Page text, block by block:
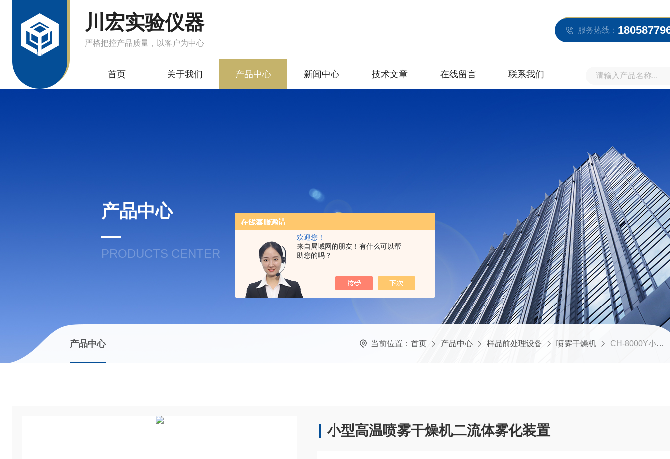
欢迎您！
来自局域网的朋友！有什么可以帮
助您的吗？
川宏实验仪器
严格把控产品质量，以客户为中心
服务热线：
首页 关于我们 产品中心 新闻中心 技术文章 在线留言 联系我们
产品中心
PRODUCTS CENTER
产品中心 当前位置： 首页 产品中心 样品前处理设备 喷雾干燥机 CH-8000Y小型高温喷雾干燥机二流体雾化装置
小型高温喷雾干燥机二流体雾化装置